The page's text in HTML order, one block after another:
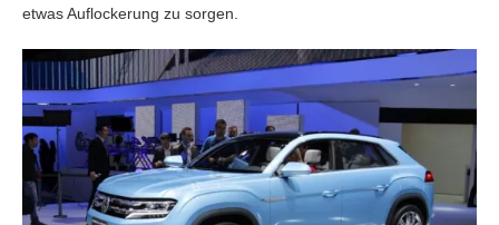
etwas Auflockerung zu sorgen.